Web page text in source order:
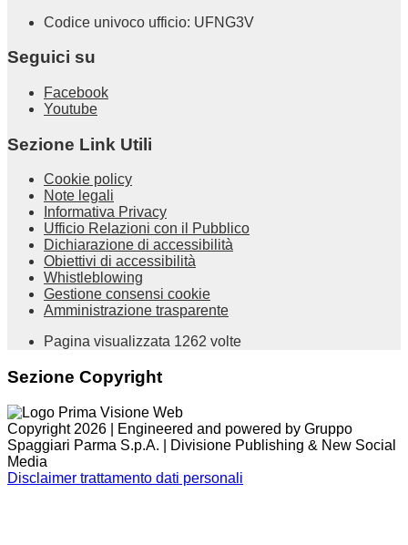
Codice univoco ufficio: UFNG3V
Seguici su
Facebook
Youtube
Sezione Link Utili
Cookie policy
Note legali
Informativa Privacy
Ufficio Relazioni con il Pubblico
Dichiarazione di accessibilità
Obiettivi di accessibilità
Whistleblowing
Gestione consensi cookie
Amministrazione trasparente
Pagina visualizzata 1262 volte
Sezione Copyright
Copyright 2026 | Engineered and powered by Gruppo
Spaggiari Parma S.p.A. | Divisione Publishing & New Social
Media
Disclaimer trattamento dati personali